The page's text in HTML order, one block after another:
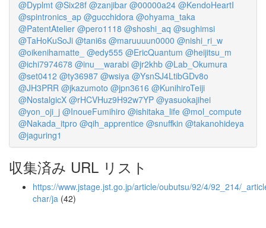
@Dyplmt @Six28f @zanjibar @00000a24 @KendoHeartI
@spintronics_ap @gucchidora @ohyama_taka
@PatentAtelier @pero1118 @shoshi_aq @sughimsi
@TaHoKuSoJi @tani6s @maruuuun0000 @nishi_ri_w
@oikenihamatte_ @edy555 @EricQuantum @heijitsu_m
@ichi7974678 @inu__warabi @jr2khb @Lab_Okumura
@set0412 @ty36987 @wsiya @YsnSJ4LtibGDv8o
@JH3PRR @jkazumoto @jpn3616 @KunihiroTeiji
@NostalgicX @rHCVHuz9H92w7YP @yasuokajihei
@yon_oji_j @InoueFumihiro @ishitaka_life @mol_compute
@Nakada_itpro @qih_apprentice @snuffkin @takanohideya
@jaguring1
収集済み URL リスト
https://www.jstage.jst.go.jp/article/oubutsu/92/4/92_214/
char/ja (42)